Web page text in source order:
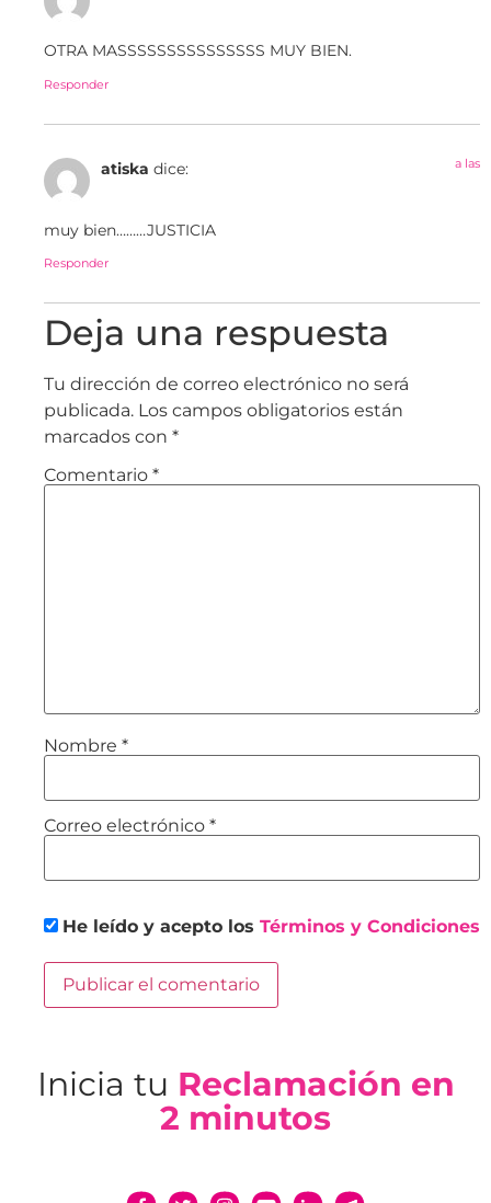
OTRA MASSSSSSSSSSSSSSS MUY BIEN.
Responder
atiska dice: a las
muy bien………JUSTICIA
Responder
Deja una respuesta
Tu dirección de correo electrónico no será
publicada. Los campos obligatorios están
marcados con *
Comentario *
Nombre *
Correo electrónico *
He leído y acepto los Términos y Condiciones
Inicia tu Reclamación en
2 minutos